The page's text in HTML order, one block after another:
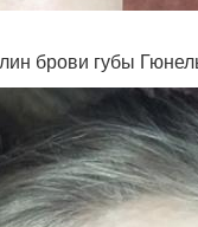
брови губы